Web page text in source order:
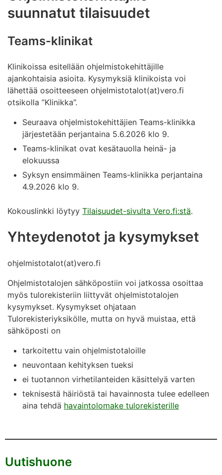
suunnatut tilaisuudet
Teams-klinikat
Klinikoissa esitellään ohjelmistokehittäjille
ajankohtaisia asioita. Kysymyksiä klinikoista voi
lähettää osoitteeseen ohjelmistotalot(at)vero.fi
otsikolla ”Klinikka”.
Seuraava ohjelmistokehittäjien Teams-klinikka
järjestetään perjantaina 5.6.2026 klo 9.
Teams-klinikat ovat kesätauolla heinä- ja
elokuussa
Syksyn ensimmäinen Teams-klinikka perjantaina
4.9.2026 klo 9.
Kokouslinkki löytyy Tilaisuudet-sivulta Vero.fi:stä.
Yhteydenotot ja kysymykset
ohjelmistotalot(at)vero.fi
Ohjelmistotalojen sähköpostiin voi jatkossa osoittaa
myös tulorekisteriin liittyvät ohjelmistotalojen
kysymykset. Kysymykset ohjataan
Tulorekisteriyksikölle, mutta on hyvä muistaa, että
sähköposti on
tarkoitettu vain ohjelmistotaloille
neuvontaan kehityksen tueksi
ei tuotannon virhetilanteiden käsittelyä varten
teknisestä häiriöstä tai havainnosta tulee edelleen
aina tehdä havaintolomake tulorekisterille
Uutishuone